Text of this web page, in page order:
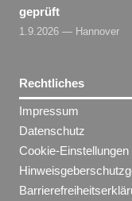
geprüft
1.9.2026 — Hannover
Rechtliches
Impressum
Datenschutz
Cookie-Einstellungen